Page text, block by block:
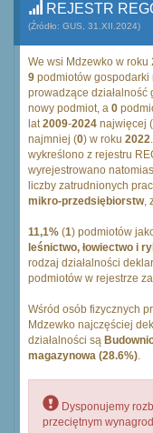
REJESTR
(Źródło: GUS, 31.XII.2024)
We wsi Mdzewko w roku
9 podmiotów gospodarki
prowadzące działalność
nowy podmiot, a 0
lat2009-2024 najwięcej (
najmniej (0) w roku 2022
wykreślono z rejestru
wyrejestrowano
liczby zatrudnionych
mikro-przedsiębiorstw,
11,1% (1) podmiotów
leśnictwo, łowiectwo i
rodzaj działalności
podmiotów w rejestrze
Wśród osób fizycznych
Mdzewko najczęściej
działalności są
magazynowa (28.6%).
Dysponujemy
przeciętnym